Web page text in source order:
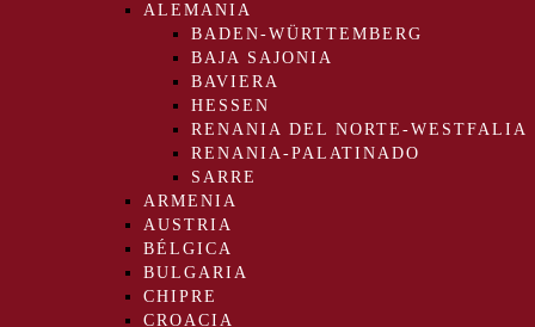
ALEMANIA
BADEN-WÜRTTEMBERG
BAJA SAJONIA
BAVIERA
HESSEN
RENANIA DEL NORTE-WESTFALIA
RENANIA-PALATINADO
SARRE
ARMENIA
AUSTRIA
BÉLGICA
BULGARIA
CHIPRE
CROACIA